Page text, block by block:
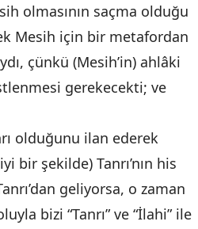
olmasının saçma olduğu
Mesih için bir metafordan
çünkü (Mesih’in) ahlâki
gerekecekti; ve
olduğunu ilan ederek
bir şekilde) Tanrı’nın his
geliyorsa, o zaman
bizi “Tanrı” ve “İlahi” ile